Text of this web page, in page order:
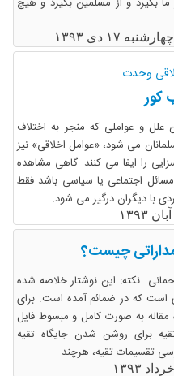
چهارشنبه ۱۷ دی ۱۳۹۳
وحدت
علل و عواملی که منجر به اختلاف
می شود، «عوامل اخلاقی» نیز
را ایفا می کنند. گاهی مشاهده
اجتماعی یا سیاسی باشد فقط
با دیگران درگیر می شود.
چیست؟
نکته: این نوشتار خلاصه شده
است که در ضمائم آمده است. برای
به صورت کامل و مبسوط فایل
برای روشن شدن جایگاه تقیه
تقسیمات تقیه، هرچند